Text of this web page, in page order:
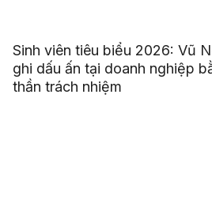
Sinh viên tiêu biểu 2026: Vũ
ghi dấu ấn tại doanh nghiệp
thần trách nhiệm